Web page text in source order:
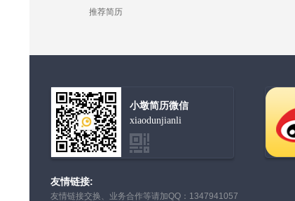
推荐简历
小墩简历微信
xiaodunjianli
友情链接:
友情链接交换、业务合作等请加QQ：1347941057